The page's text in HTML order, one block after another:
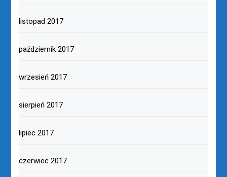
listopad 2017
październik 2017
wrzesień 2017
sierpień 2017
lipiec 2017
czerwiec 2017